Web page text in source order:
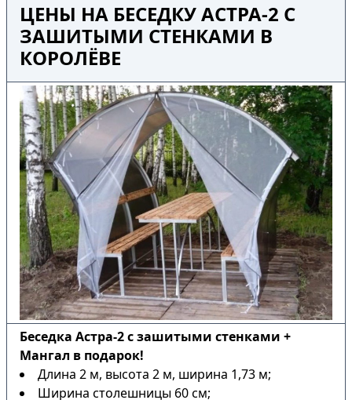
ЦЕНЫ НА БЕСЕДКУ АСТРА-2 С
ЗАШИТЫМИ СТЕНКАМИ В
КОРОЛЁВЕ
Беседка Астра-2 с зашитыми стенками +
Мангал в подарок!
Длина 2 м, высота 2 м, ширина 1,73 м;
Ширина столешницы 60 см;